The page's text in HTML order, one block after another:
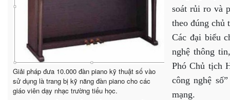
Giải pháp đưa 10.000 đàn piano kỹ thuật số vào
sử dụng là trang bị kỹ năng đàn piano cho các
giáo viên dạy nhạc trường tiểu học.
soát rủi ro và
theo đúng chủ
Các đại biểu
nghệ thông
Phó Chủ tịch
công nghệ
mạng.